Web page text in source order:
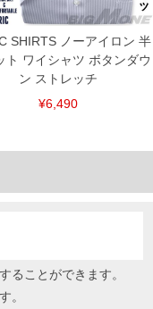
SHIRTS ノーアイロン 半
ト ワイシャツ ボタンダウ
ン ストレッチ
¥6,490
ることができます。
。